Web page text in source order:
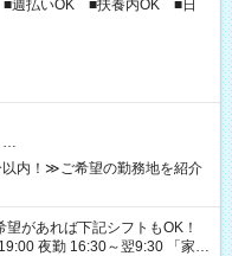
■週払いOK ■扶養内OK ■日
…
内！≫ご希望の勤務地を紹介
夜勤 16:30～翌9:30 「家族